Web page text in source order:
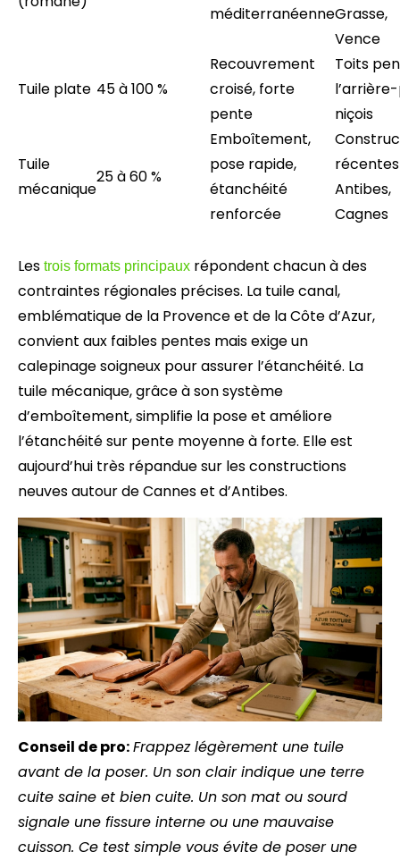
méditerranéenneGrasse,
Vence
Tuile plate 45 à 100 %
Recouvrement
croisé, forte
pente
Toits
niçois
Tuile
mécanique
25 à 60 %
Emboîtement,
pose rapide,
étanchéité
renforcée
Antibes,
Cagnes
Les trois formats principaux répondent chacun à des
contraintes régionales précises. La tuile canal,
emblématique de la Provence et de la Côte d’Azur,
convient aux faibles pentes mais exige un
calepinage soigneux pour assurer l’étanchéité. La
tuile mécanique, grâce à son système
d’emboîtement, simplifie la pose et améliore
l’étanchéité sur pente moyenne à forte. Elle est
aujourd’hui très répandue sur les constructions
neuves autour de Cannes et d’Antibes.
Conseil de pro:Frappez légèrement une tuile
avant de la poser. Un son clair indique une terre
cuite saine et bien cuite. Un son mat ou sourd
signale une fissure interne ou une mauvaise
cuisson. Ce test simple vous évite de poser une